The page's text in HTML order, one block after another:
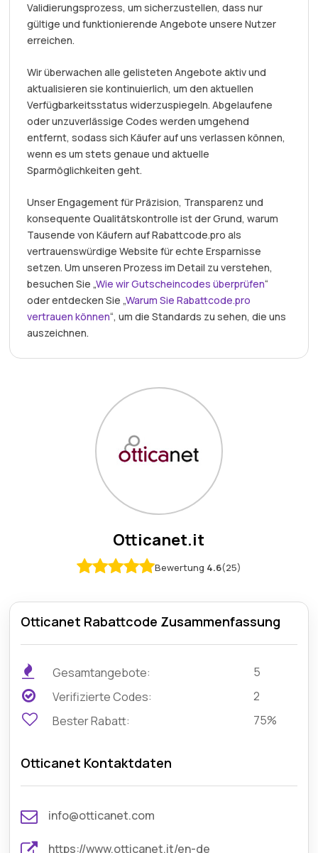
Validierungsprozess, um sicherzustellen, dass nur
gültige und funktionierende Angebote unsere Nutzer
erreichen.
Wir überwachen alle gelisteten Angebote aktiv und
aktualisieren sie kontinuierlich, um den aktuellen
Verfügbarkeitsstatus widerzuspiegeln. Abgelaufene
oder unzuverlässige Codes werden umgehend
entfernt, sodass sich Käufer auf uns verlassen können,
wenn es um stets genaue und aktuelle
Sparmöglichkeiten geht.
Unser Engagement für Präzision, Transparenz und
konsequente Qualitätskontrolle ist der Grund, warum
Tausende von Käufern auf Rabattcode.pro als
vertrauenswürdige Website für echte Ersparnisse
setzen. Um unseren Prozess im Detail zu verstehen,
besuchen Sie „Wie wir Gutscheincodes überprüfen“
oder entdecken Sie „Warum Sie Rabattcode.pro
vertrauen können“, um die Standards zu sehen, die uns
auszeichnen.
Otticanet.it
Bewertung 4.6(25)
Otticanet Rabattcode Zusammenfassung
Gesamtangebote:
5
Verifizierte Codes:
2
Bester Rabatt:
75%
Otticanet Kontaktdaten
info@otticanet.com
https://www.otticanet.it/en-de